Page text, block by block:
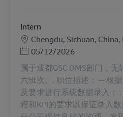
Intern
Місцезнаходження
Chengdu, Sichuan,
Posted Date
05/12/2026
属于成都GSC OMS部门，
六班次。. 职位描述： -- 根
及要求进行系统数据录入；
程和KPI的要求以保证录入